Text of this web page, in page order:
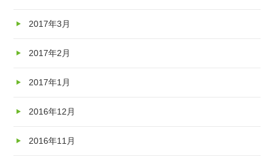
2017年3月
2017年2月
2017年1月
2016年12月
2016年11月